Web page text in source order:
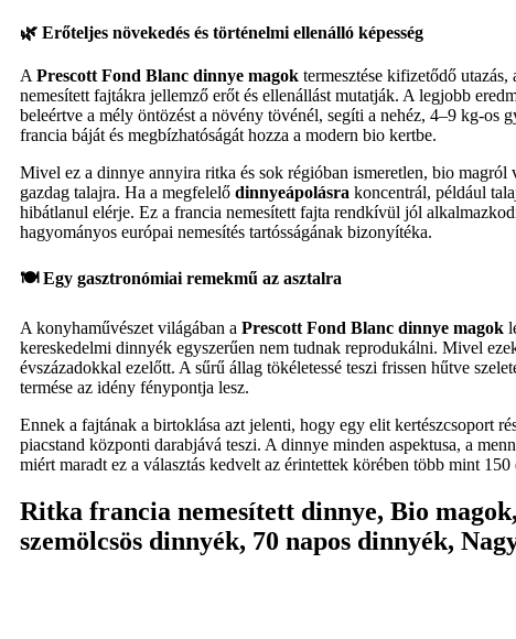
🌿 Erőteljes növekedés és történelmi ellenálló képesség
A Prescott Fond Blanc dinnye magok termesztése kifizetődő
nemesített fajtákra jellemző erőt és ellenállást mutatják. A legjobb
beleértve a mély öntözést a növény tövénél, segíti a nehéz, 4–9 kg-os
francia báját és megbízhatóságát hozza a modern bio kertbe.
Mivel ez a dinnye annyira ritka és sok régióban ismeretlen, bio magról
gazdag talajra. Ha a megfelelő dinnyeápolásra koncentrál, például
hibátlanul elérje. Ez a francia nemesített fajta rendkívül jól
hagyományos európai nemesítés tartósságának bizonyítéka.
🍽️ Egy gasztronómiai remekmű az asztalra
A konyhaművészet világában a Prescott Fond Blanc dinnye magok
kereskedelmi dinnyék egyszerűen nem tudnak reprodukálni. Mivel
évszázadokkal ezelőtt. A sűrű állag tökéletessé teszi frissen hűtve
termése az idény fénypontja lesz.
Ennek a fajtának a birtoklása azt jelenti, hogy egy elit kertészcsoport
piacstand központi darabjává teszi. A dinnye minden aspektusa, a
miért maradt ez a választás kedvelt az érintettek körében több mint
Ritka francia nemesített dinnye, Bio
szemölcsös dinnyék, 70 napos dinnyék,